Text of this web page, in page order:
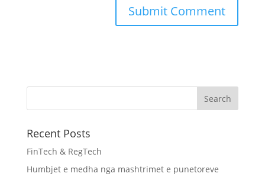
Recent Posts
FinTech & RegTech
Humbjet e medha nga mashtrimet e punetoreve